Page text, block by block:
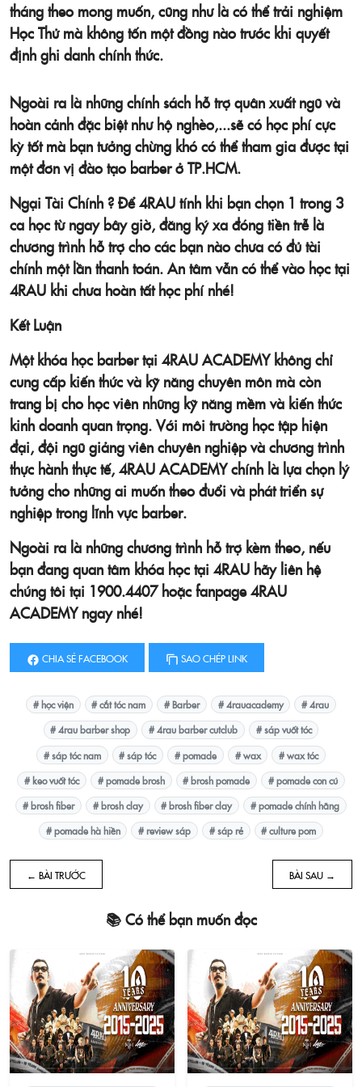
tháng theo mong muốn, cũng như là có thể trải nghiệm
Học Thử mà không tốn một đồng nào trước khi quyết
định ghi danh chính thức.
Ngoài ra là những chính sách hỗ trợ quân xuất ngũ và
hoàn cảnh đặc biệt như hộ nghèo,...sẽ có học phí cực
kỳ tốt mà bạn tưởng chừng khó có thể tham gia được tại
một đơn vị đào tạo barber ở TP.HCM.
Ngại Tài Chính ? Để 4RAU tính khi bạn chọn 1 trong 3
ca học từ ngay bây giờ, đăng ký xa đóng tiền trễ là
chương trình hỗ trợ cho các bạn nào chưa có đủ tài
chính một lần thanh toán. An tâm vẫn có thể vào học tại
4RAU khi chưa hoàn tất học phí nhé!
Kết Luận
Một khóa học barber tại 4RAU ACADEMY không chỉ
cung cấp kiến thức và kỹ năng chuyên môn mà còn
trang bị cho học viên những kỹ năng mềm và kiến thức
kinh doanh quan trọng. Với môi trường học tập hiện
đại, đội ngũ giảng viên chuyên nghiệp và chương trình
thực hành thực tế, 4RAU ACADEMY chính là lựa chọn lý
tưởng cho những ai muốn theo đuổi và phát triển sự
nghiệp trong lĩnh vực barber.
Ngoài ra là những chương trình hỗ trợ kèm theo, nếu
bạn đang quan tâm khóa học tại 4RAU hãy liên hệ
chúng tôi tại 1900.4407hoặc fanpage4RAU
ACADEMYngay nhé!
CHIA SẺ FACEBOOK SAO CHÉP LINK
# học viện # cắt tóc nam # Barber # 4rauacademy
# 4rau
# 4rau barber shop
# 4rau barber cutclub
# sáp vuốt tóc
# sáp tóc nam
# sáp tóc # pomade # wax
# wax tóc
# keo vuốt tóc
# pomade brosh # brosh pomade
# pomade con cú
# brosh fiber
# brosh clay # brosh fiber clay
# pomade chính hãng
# pomade hà hiền
# review sáp # sáp rẻ # culture pom
← BÀI TRƯỚC BÀI SAU →
📚 Có thể bạn muốn đọc